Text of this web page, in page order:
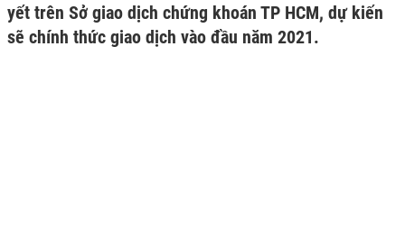
yết trên Sở giao dịch chứng khoán TP HCM, dự kiến
sẽ chính thức giao dịch vào đầu năm 2021.